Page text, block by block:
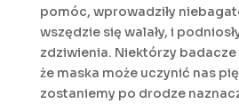
pomóc, wprowadziły
wszędzie się walały, i
zdziwienia. Niektórzy
że maska może uczynić nas
zostaniemy po drodze